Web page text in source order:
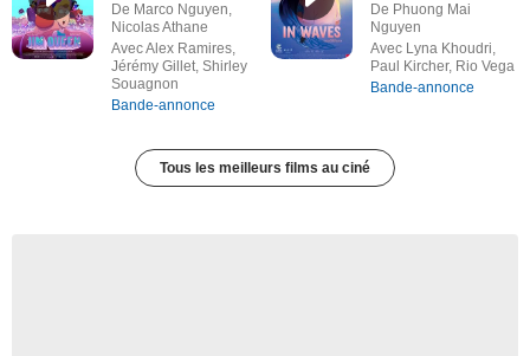
De Marco Nguyen,
Nicolas Athane
Avec Alex Ramires,
Jérémy Gillet, Shirley
Souagnon
Bande-annonce
De Phuong Mai
Nguyen
Avec Lyna Khoudri,
Paul Kircher, Rio Vega
Bande-annonce
Tous les meilleurs films au ciné